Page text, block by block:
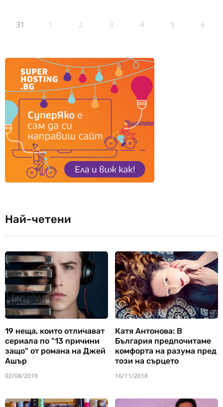
31 1 2 3 4 5 6
Най-четени
19 неща, които отличават
сериала по "13 причини
защо" от романа на Джей
Ашър
02/08/2019
Катя Антонова: В
България предпочитаме
комфорта на разума пред
този на сърцето
16/11/2018